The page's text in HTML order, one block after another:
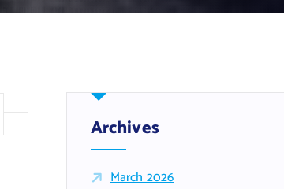
Archives
March 2026